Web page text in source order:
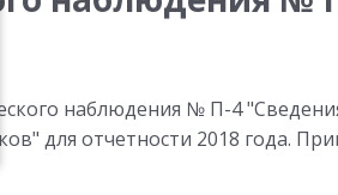
наблюдения № П-4
для отчетности 2018 года.